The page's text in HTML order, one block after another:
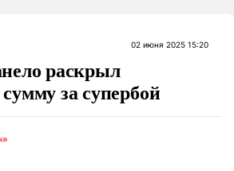
02 июня 2025 15:20
раскрыл
за супербой